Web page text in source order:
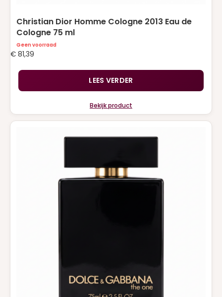
Christian Dior Homme Cologne 2013 Eau de
Cologne 75 ml
Geen voorraad
€ 81,39
LEES VERDER
Bekijk product